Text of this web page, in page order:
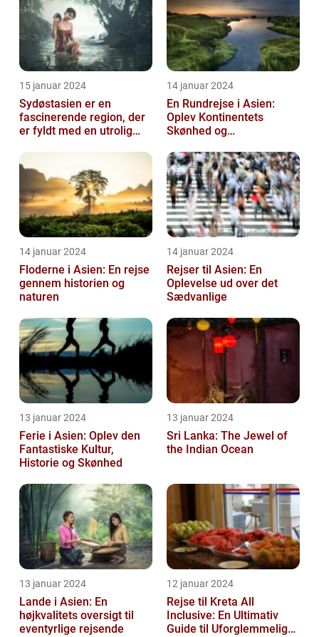
15 januar 2024
Sydøstasien er en
fascinerende region, der
er fyldt med en utrolig
en blandi...
14 januar 2024
En Rundrejse i Asien:
Oplev Kontinentets
Skønhed og
14 januar 2024
Floderne i Asien: En rejse
gennem historien og
naturen
14 januar 2024
Rejser til Asien: En
Oplevelse ud over det
Sædvanlige
13 januar 2024
Ferie i Asien: Oplev den
Fantastiske Kultur,
Historie og Skønhed
13 januar 2024
Sri Lanka: The Jewel of
the Indian Ocean
13 januar 2024
Lande i Asien: En
højkvalitets oversigt til
eventyrlige rejsende
12 januar 2024
Rejse til Kreta All
Inclusive: En Ultimativ
Guide til Uforglemmelige